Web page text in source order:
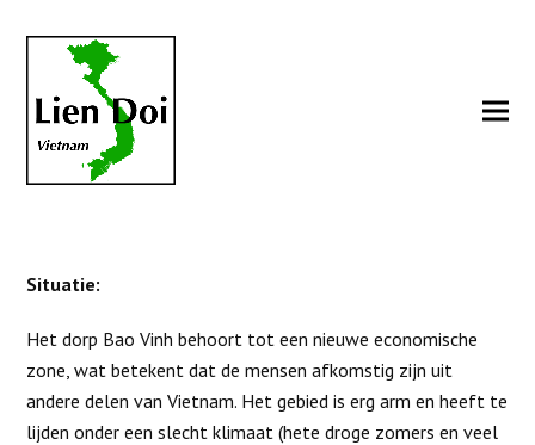
Situatie:
Het dorp Bao Vinh behoort tot een nieuwe economische
zone, wat betekent dat de mensen afkomstig zijn uit
andere delen van Vietnam. Het gebied is erg arm en heeft te
lijden onder een slecht klimaat (hete droge zomers en veel